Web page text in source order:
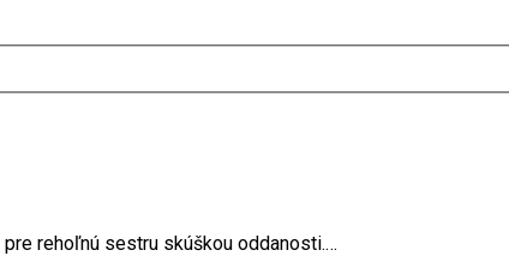
pre rehoľnú sestru skúškou oddanosti.…